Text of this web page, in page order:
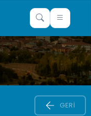
GERI